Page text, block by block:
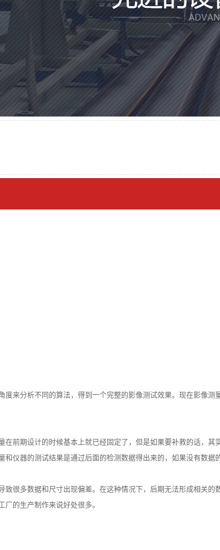
来分析不同的算法，得到一个完整的影像测试效果。现在影像
前期设计的时候基本上就已经固定了，但是如果要补救的话，
仪器的测试结果是通过后面的检测数据得出来的，如果没有数据
很多数据和尺寸出现偏差。在这种情况下，后期无法形成相关
的生产制作来说好处很多。